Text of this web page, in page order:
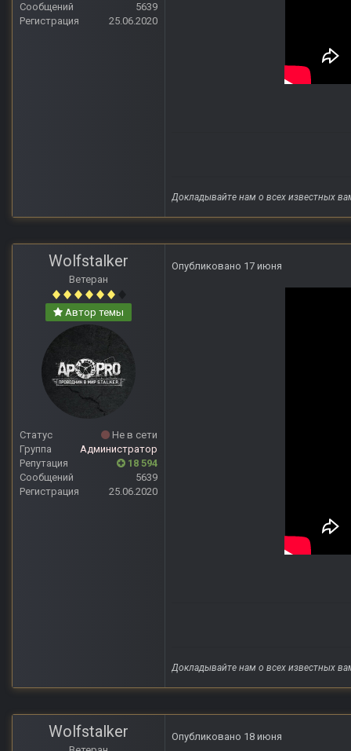
Сообщений
5639
Регистрация
25.06.2020
Докладывайте нам о всех известных
Wolfstalker
Ветеран
Автор темы
Статус
Не в сети
Группа
Администратор
Репутация
18 594
Сообщений
5639
Регистрация
25.06.2020
Опубликовано 17 июня
Докладывайте нам о всех известных
Wolfstalker Опубликовано 18 июня